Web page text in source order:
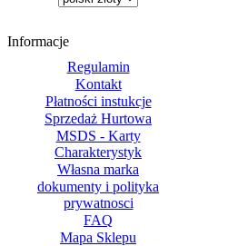
Informacje
Regulamin
Kontakt
Płatności instukcje
Sprzedaż Hurtowa
MSDS - Karty
Charakterystyk
Własna marka
dokumenty i polityka
prywatnosci
FAQ
Mapa Sklepu